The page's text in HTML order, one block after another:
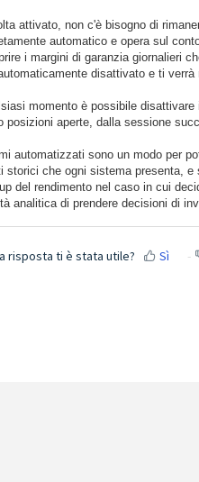
attivato, non c'è bisogno di
automatico e opera sul
i margini di garanzia giornalieri
disattivato e ti
momento è possibile
posizioni aperte, dalla sessione
automatizzati sono un modo per
storici che ogni sistema presenta,
del rendimento nel caso in cui
analitica di prendere decisioni di
risposta ti è stata utile? Sì